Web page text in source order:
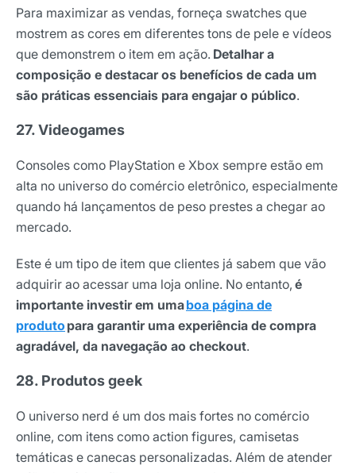
Para maximizar as vendas, forneça swatches que
mostrem as cores em diferentes tons de pele e vídeos
que demonstrem o item em ação. Detalhar a
composição e destacar os benefícios de cada um
são práticas essenciais para engajar o público.
27. Videogames
Consoles como PlayStation e Xbox sempre estão em
alta no universo do comércio eletrônico, especialmente
quando há lançamentos de peso prestes a chegar ao
mercado.
Este é um tipo de item que clientes já sabem que vão
adquirir ao acessar uma loja online. No entanto, é
importante investir em umaboa página de
produto para garantir uma experiência de compra
agradável, da navegação ao checkout.
28. Produtos geek
O universo nerd é um dos mais fortes no comércio
online, com itens como action figures, camisetas
temáticas e canecas personalizadas. Além de atender